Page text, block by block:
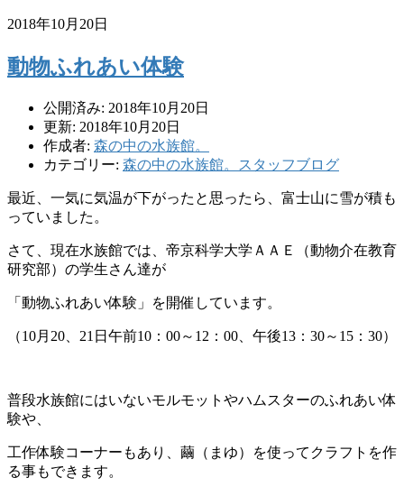
2018年10月20日
動物ふれあい体験
公開済み: 2018年10月20日
更新: 2018年10月20日
作成者: 森の中の水族館。
カテゴリー: 森の中の水族館。スタッフブログ
最近、一気に気温が下がったと思ったら、富士山に雪が積も
ってい ました。
さて、現在水族館では、帝京科学大学ＡＡＥ（動物介在教育
研究部）の学生さん達が
「動物ふれあい体験」 を開催しています。
（10月20、21日午前10：00～12：00、午後13：30～15：30）
普段水族館にはいないモルモットやハムスターのふれあい体
験や、
工作体験コーナーもあり、繭（まゆ）を使ってクラフトを作
る事もでき ます。